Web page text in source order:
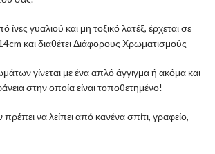
γυαλιού και μη τοξικό λατέξ, έρχεται σε
και διαθέτει Διάφορους Χρωματισμούς
γίνεται με ένα απλό άγγιγμα ή ακόμα και
στην οποία είναι τοποθετημένο!
να λείπει από κανένα σπίτι, γραφείο,